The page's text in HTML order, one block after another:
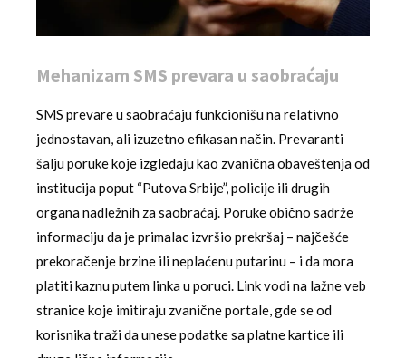
Mehanizam SMS prevara u saobraćaju
SMS prevare u saobraćaju funkcionišu na relativno
jednostavan, ali izuzetno efikasan način. Prevaranti
šalju poruke koje izgledaju kao zvanična obaveštenja od
institucija poput “Putova Srbije”, policije ili drugih
organa nadležnih za saobraćaj. Poruke obično sadrže
informaciju da je primalac izvršio prekršaj – najčešće
prekoračenje brzine ili neplaćenu putarinu – i da mora
platiti kaznu putem linka u poruci. Link vodi na lažne veb
stranice koje imitiraju zvanične portale, gde se od
korisnika traži da unese podatke sa platne kartice ili